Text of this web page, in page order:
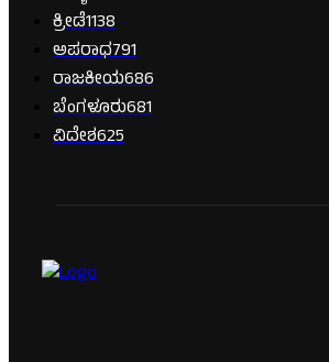
ಕ್ರೀಡೆ1138
ಅಪರಾಧ791
ರಾಜಕೀಯ686
ಬೆಂಗಳೂರು681
ವಿದೇಶ625